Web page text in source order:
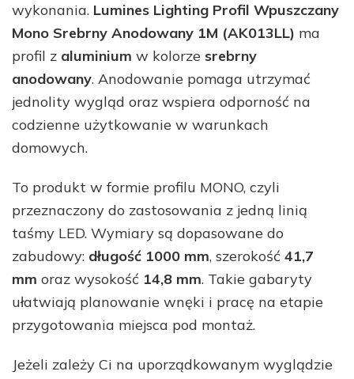
wykonania. Lumines Lighting Profil Wpuszczany
Mono Srebrny Anodowany 1M (AK013LL) ma
profil z aluminium w kolorze srebrny
anodowany. Anodowanie pomaga utrzymać
jednolity wygląd oraz wspiera odporność na
codzienne użytkowanie w warunkach
domowych.
To produkt w formie profilu MONO, czyli
przeznaczony do zastosowania z jedną linią
taśmy LED. Wymiary są dopasowane do
zabudowy: długość 1000 mm, szerokość 41,7
mm oraz wysokość 14,8 mm. Takie gabaryty
ułatwiają planowanie wnęki i pracę na etapie
przygotowania miejsca pod montaż.
Jeżeli zależy Ci na uporządkowanym wyglądzie